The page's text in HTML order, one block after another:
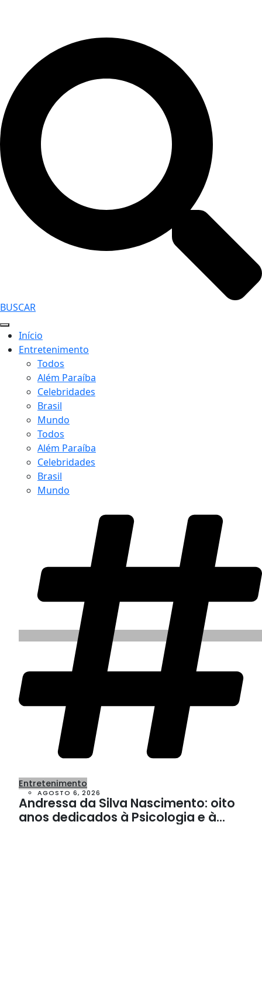
BUSCAR
Início
Entretenimento
Todos
Além Paraíba
Celebridades
Brasil
Mundo
Todos
Além Paraíba
Celebridades
Brasil
Mundo
Entretenimento
AGOSTO 6, 2026
Andressa da Silva Nascimento: oito
anos dedicados à Psicologia e à